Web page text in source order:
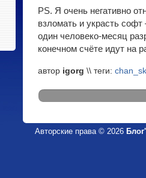
PS. Я очень негативно
взломать и украсть
один человеко-месяц
конечном счёте идут на
автор igorg \\ теги:
Авторские права © 2026